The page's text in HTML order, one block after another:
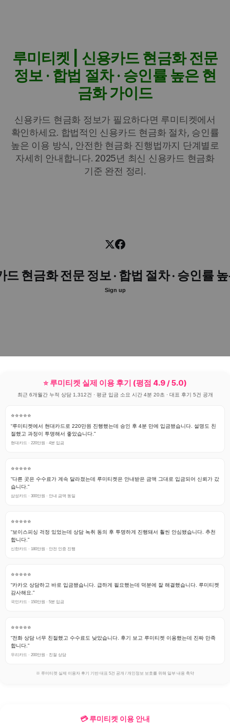
루미티켓 | 신용카드 현금화 전문
정보 · 합법 절차 · 승인률 높은 현
금화 가이드
신용카드 현금화 정보가 필요하다면 루미티켓에서
확인하세요. 합법적인 신용카드 현금화 절차, 승인률
높은 이용 방식, 안전한 현금화 진행법까지 단계별로
자세히 안내합니다. 2025년 최신 신용카드 현금화
기준 완전 정리.
현금화 전문 정보 · 합법 절차 · 승인률
Sign up
⭐ 루미티켓 실제 이용 후기 (평점 4.9 / 5.0)
최근 6개월간 누적 상담 1,312건 · 평균 입금 소요 시간 4분 20초 · 대표 후기 5건 공개
⭐⭐⭐⭐⭐
“루미티켓에서 현대카드로 220만원 진행했는데 승인 후 4분 만에 입금됐습니다. 설명도 친
절했고 과정이 투명해서 좋았습니다.”
현대카드 · 220만원 · 4분 입금
⭐⭐⭐⭐⭐
“다른 곳은 수수료가 계속 달라졌는데 루미티켓은 안내받은 금액 그대로 입금되어 신뢰가 갔
습니다.”
삼성카드 · 300만원 · 안내 금액 동일
⭐⭐⭐⭐⭐
“보이스피싱 걱정 있었는데 상담 녹취 동의 후 투명하게 진행돼서 훨씬 안심됐습니다. 추천
합니다.”
신한카드 · 180만원 · 안전 인증 진행
⭐⭐⭐⭐⭐
“카카오 상담하고 바로 입금됐습니다. 급하게 필요했는데 덕분에 잘 해결했습니다. 루미티켓
감사해요.”
국민카드 · 150만원 · 5분 입금
⭐⭐⭐⭐⭐
“전화 상담 너무 친절했고 수수료도 낮았습니다. 후기 보고 루미티켓 이용했는데 진짜 만족
합니다.”
우리카드 · 200만원 · 친절 상담
※ 루미티켓 실제 이용자 후기 기반 대표 5건 공개 / 개인정보 보호를 위해 일부 내용 축약
💳 루미티켓 이용 안내